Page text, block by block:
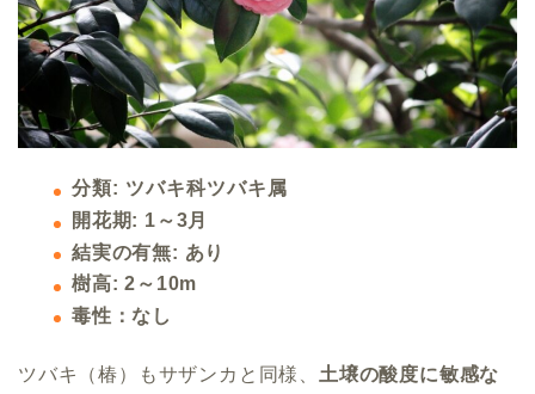
分類: ツバキ科ツバキ属
開花期: 1～3月
結実の有無: あり
樹高: 2～10m
毒性：なし
ツバキ（椿）もサザンカと同様、 土壌の酸度に敏感な